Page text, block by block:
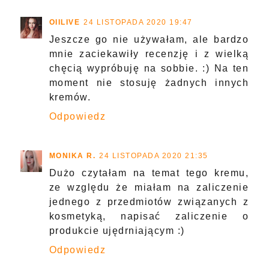
OIILIVE 24 LISTOPADA 2020 19:47
Jeszcze go nie używałam, ale bardzo
mnie zaciekawiły recenzję i z wielką
chęcią wypróbuję na sobbie. :) Na ten
moment nie stosuję żadnych innych
kremów.
Odpowiedz
MONIKA R. 24 LISTOPADA 2020 21:35
Dużo czytałam na temat tego kremu,
ze względu że miałam na zaliczenie
jednego z przedmiotów związanych z
kosmetyką, napisać zaliczenie o
produkcie ujędrniającym :)
Odpowiedz